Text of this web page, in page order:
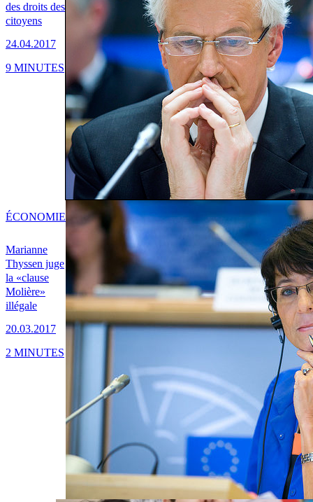
des droits des
citoyens
24.04.2017
9 MINUTES
Marianne
Thyssen juge
la «clause
Molière»
illégale
20.03.2017
ÉCONOMIE
2 MINUTES